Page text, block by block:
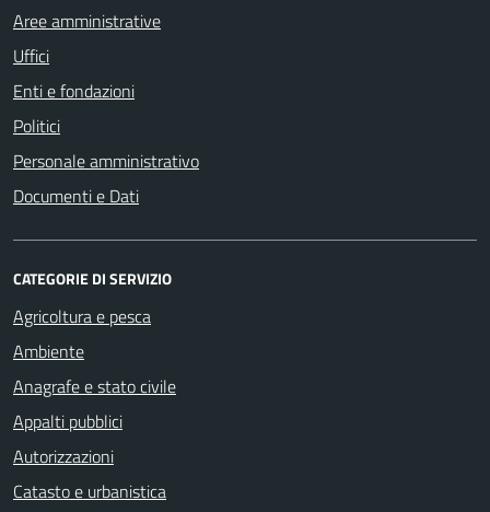
Aree amministrative
Uffici
Enti e fondazioni
Politici
Personale amministrativo
Documenti e Dati
CATEGORIE DI SERVIZIO
Agricoltura e pesca
Ambiente
Anagrafe e stato civile
Appalti pubblici
Autorizzazioni
Catasto e urbanistica